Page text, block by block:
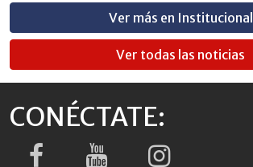
Ver más en Institucional
Ver todas las noticias
CONÉCTATE: